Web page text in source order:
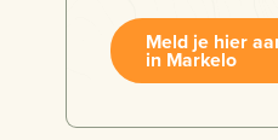
Meld je hier
in Markelo